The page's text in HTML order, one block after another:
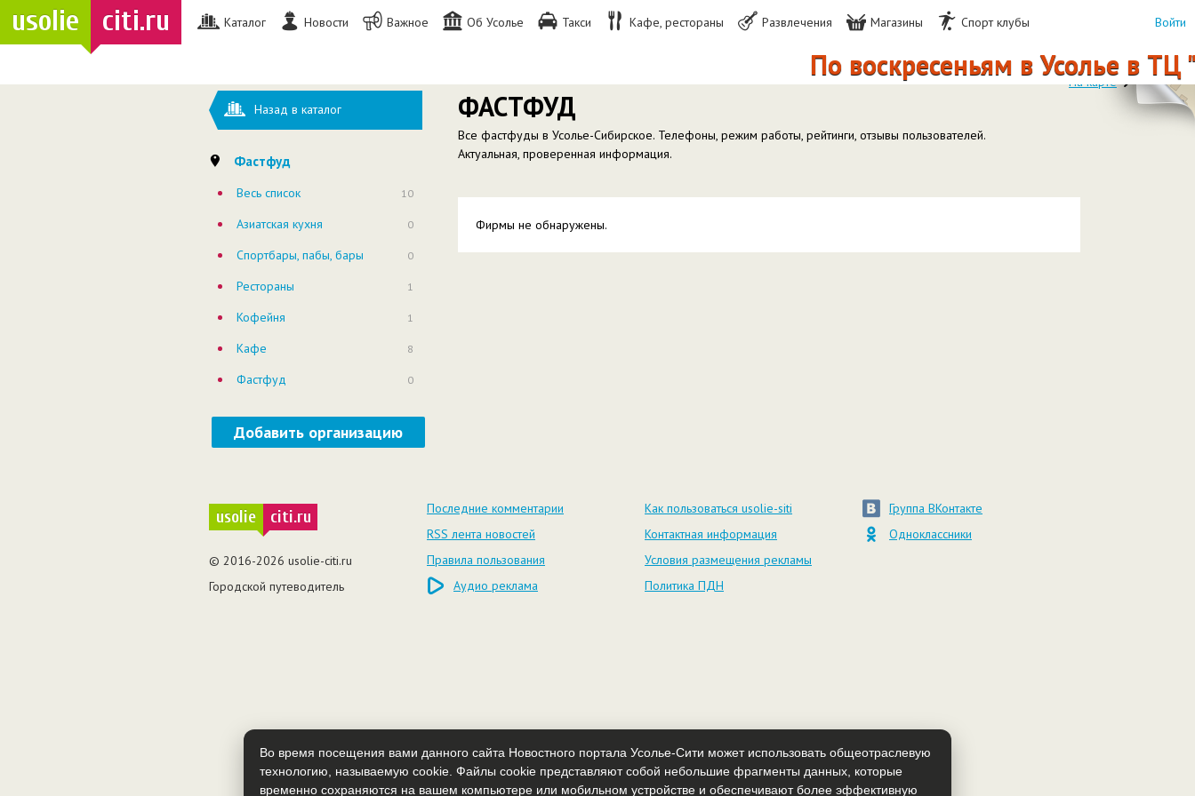
usolie citi.ru Каталог Новости Важное Об Усолье Такси Кафе, рестораны Развлечения Магазины Спорт клубы
По воскресеньям в Усолье в
Войти
На карте
Назад в каталог
Фастфуд
Весь список 10
Азиатская кухня 0
Спортбары, пабы, бары 0
Рестораны 1
Кофейня 1
Кафе 8
Фастфуд 0
Добавить организацию
ФАСТФУД
Все фастфуды в Усолье-Сибирское. Телефоны, режим работы, рейтинги, отзывы пользователей.
Актуальная, проверенная информация.
Фирмы не обнаружены.
Во время посещения вами данного сайта Новостного портала Усолье-Сити может использовать общеотраслевую
технологию, называемую cookie. Файлы cookie представляют собой небольшие фрагменты данных, которые
временно сохраняются на вашем компьютере или мобильном устройстве и обеспечивают более эффективную
usolie citi.ru
© 2016-2026 usolie-citi.ru
Городской путеводитель
Последние комментарии
RSS лента новостей
Правила пользования
Аудио реклама
Как пользоваться usolie-siti
Контактная информация
Условия размещения рекламы
Политика ПДН
Группа ВКонтакте
Одноклассники